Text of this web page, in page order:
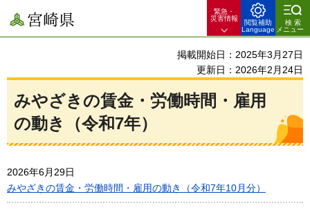
宮崎県
緊急・
災害情報
閲覧補助
Language
検索
メニュー
掲載開始日：2025年3月27日
更新日：2026年2月24日
みやざきの賃金・労働時間・雇用
の動き（令和7年）
2026年6月29日
みやざきの賃金・労働時間・雇用の動き（令和7年10月分）